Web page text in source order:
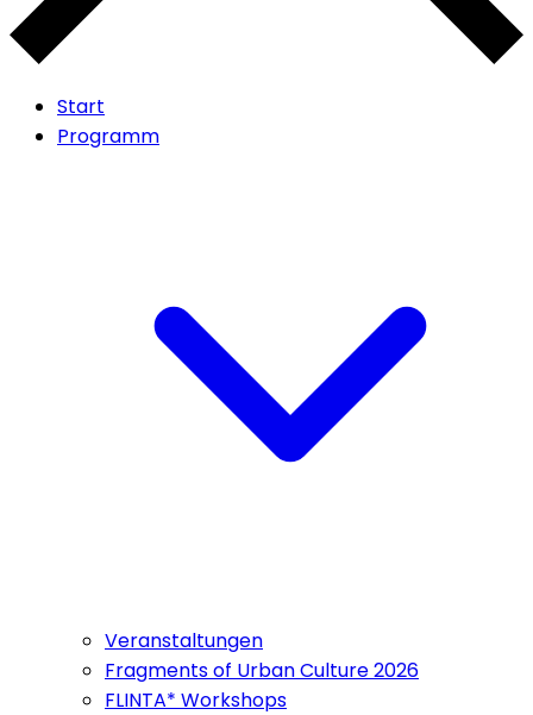
Start
Programm
Veranstaltungen
Fragments of Urban Culture 2026
FLINTA* Workshops